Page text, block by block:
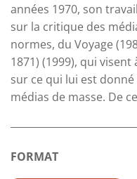
années 1970, son
sur la critique des
normes, du Voyage
1871) (1999), qui
sur ce qui lui est
médias de masse. De
FORMAT